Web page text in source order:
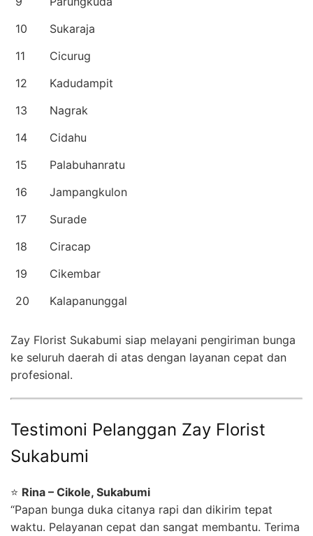
10
Sukaraja
11
Cicurug
12
Kadudampit
13
Nagrak
14
Cidahu
15
Palabuhanratu
16
Jampangkulon
17
Surade
18
Ciracap
19
Cikembar
20
Kalapanunggal
Zay Florist Sukabumi siap melayani pengiriman bunga
ke seluruh daerah di atas dengan layanan cepat dan
profesional.
Testimoni Pelanggan Zay Florist
Sukabumi
⭐ Rina – Cikole, Sukabumi
“Papan bunga duka citanya rapi dan dikirim tepat
waktu. Pelayanan cepat dan sangat membantu. Terima